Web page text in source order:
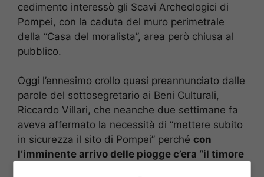
cedimento interessò gli Scavi Archeologici di
Pompei, con la caduta del muro perimetrale
della “Casa del moralista”, area però chiusa al
pubblico.
Oggi l’ennesimo crollo quasi preannunciato dalle
parole del sottosegretario ai Beni Culturali,
Riccardo Villari, che neanche due settimane fa
aveva affermato la necessità di “mettere subito
in sicurezza il sito di Pompei” perché con
l’imminente arrivo delle piogge c’era “il timore